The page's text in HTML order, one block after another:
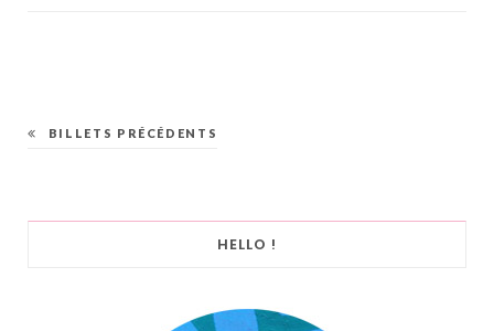
BILLETS PRÉCÉDENTS
HELLO !